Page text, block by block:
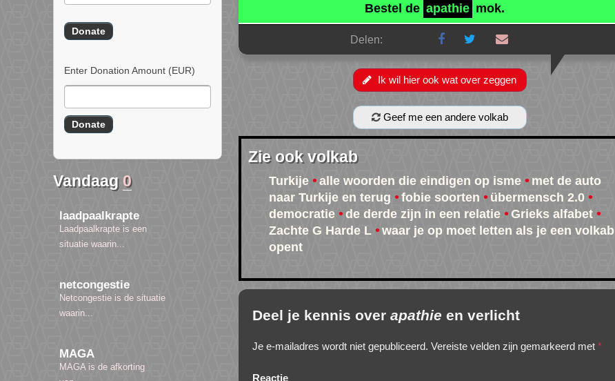
Enter Donation Amount (EUR)
Vandaag 0
laadpaalkrapte
Laadpaalkrapte is een
situatie waarin...
netcongestie
Netcongestie is de situatie
waarin...
MAGA
MAGA is de afkorting
Bestel de apathie mok.
Delen:
Ik wil hier ook wat over zeggen
Geef me een andere volkab
Zie ook volkab
Turkije alle woorden die eindigen op isme
met de auto
naar Turkije en terug
fobie soorten
übermensch 2.0
democratie
de derde zijn in een relatie
Grieks alfabet
Zachte G Harde L
waar je op moet letten als je een volkab
opent
Deel je kennis over apathie en verlicht
Je e-mailadres wordt niet gepubliceerd. Vereiste velden zijn gemarkeerd met *
Reactie